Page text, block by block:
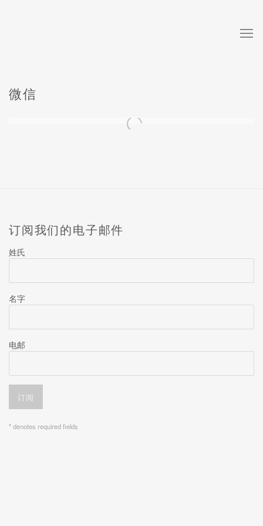
微信
订阅我们的电子邮件
姓氏
名字
电邮
订阅
* denotes required fields